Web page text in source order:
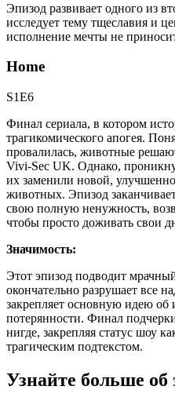
Эпизод развивает одного из
исследует тему тщеславия и
исполнение мечты не
Home
S1E6
Финал сериала, в котором
трагикомического апогея.
провалилась, животные
Vivi-Sec UK. Однако,
их заменили новой,
животных. Эпизод
свою полную ненужность,
чтобы просто доживать свои
Значимость:
Этот эпизод подводит
окончательно разрушает все
закрепляет основную идею об
потерянности. Финал
нигде, закрепляя статус шоу
трагическим подтекстом.
Узнайте больше